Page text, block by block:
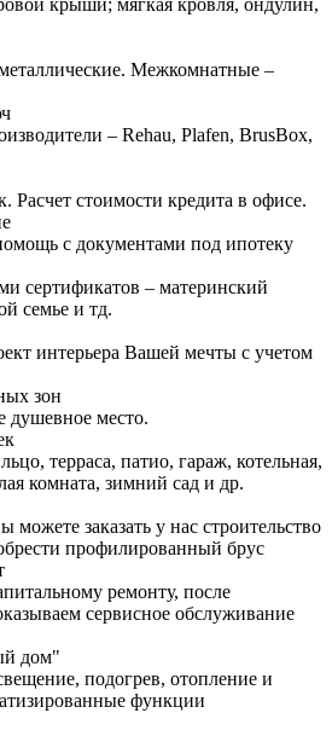
крыши; мягкая кровля, ондулин,
Межкомнатные –
– Rehau, Plafen, BrusBox,
Расчет стоимости кредита в офисе.
с документами под ипотеку
сертификатов – материнский
семье и тд.
интерьера Вашей мечты с учетом
зон
душевное место.
терраса, патио, гараж, котельная,
комната, зимний сад и др.
заказать у нас строительство
профилированный брус
ремонту, после
сервисное обслуживание
дом"
подогрев, отопление и
функции